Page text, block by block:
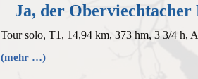
Ja, der
Tour solo, T1, 14,94 km, 373 hm, 3 3/4 h,
(mehr …)